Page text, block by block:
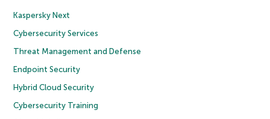
Kaspersky Next
Cybersecurity Services
Threat Management and Defense
Endpoint Security
Hybrid Cloud Security
Cybersecurity Training